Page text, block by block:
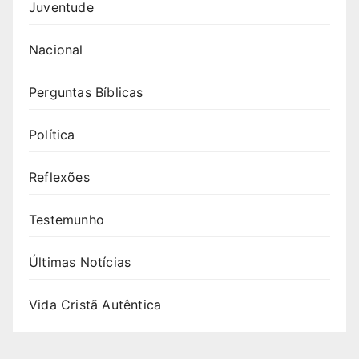
Juventude
Nacional
Perguntas Bíblicas
Política
Reflexões
Testemunho
Últimas Notícias
Vida Cristã Autêntica